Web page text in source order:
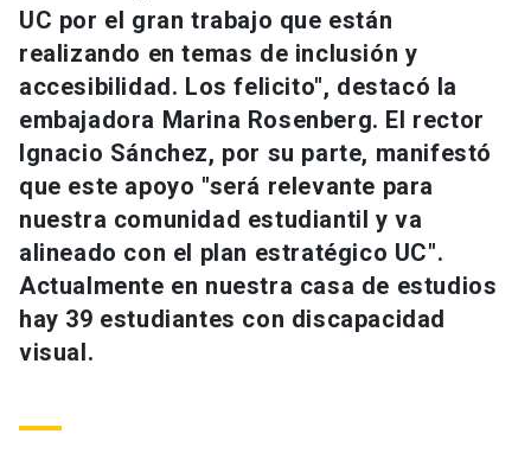
Futuros estudiantes
Estudiantes
Académicos
Personal
launch
Padres y familia
Go to english site
ACCESOS DIRECTOS
Admisión launch
Mi Cuenta UC launch
Correo UC launch
Medios
UC por el gran trabajo que están
realizando en temas de inclusión y
accesibilidad. Los felicito", destacó la
embajadora Marina Rosenberg. El rector
Ignacio Sánchez, por su parte, manifestó
que este apoyo "será relevante para
nuestra comunidad estudiantil y va
alineado con el plan estratégico UC".
Actualmente en nuestra casa de estudios
hay 39 estudiantes con discapacidad
visual.